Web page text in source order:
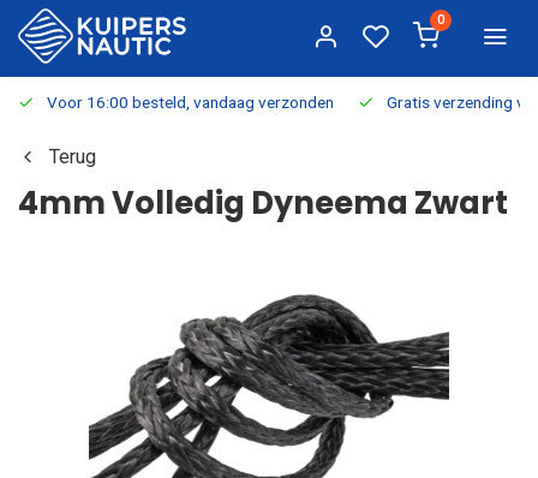
0
Voor 16:00 besteld, vandaag verzonden Gratis verzending
Terug
4mm Volledig Dyneema Zwart